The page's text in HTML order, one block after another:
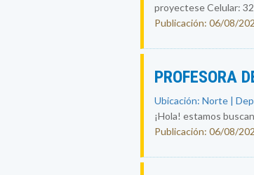
proyectese Celular:
Publicación: 06/08/
PROFESORA
Ubicación: Norte |
¡Hola! estamos
Publicación: 06/08/